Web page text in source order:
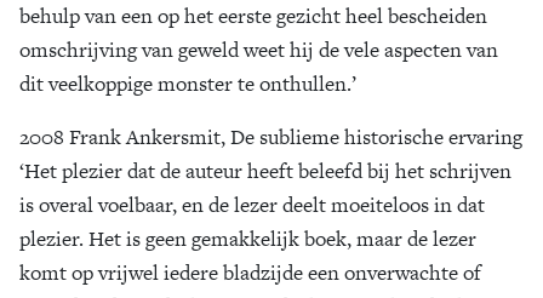
behulp van een op het eerste gezicht heel bescheiden
omschrijving van geweld weet hij de vele aspecten van
dit veelkoppige monster te onthullen.’
2008 Frank Ankersmit, De sublieme historische ervaring
‘Het plezier dat de auteur heeft beleefd bij het schrijven
is overal voelbaar, en de lezer deelt moeiteloos in dat
plezier. Het is geen gemakkelijk boek, maar de lezer
komt op vrijwel iedere bladzijde een onverwachte of